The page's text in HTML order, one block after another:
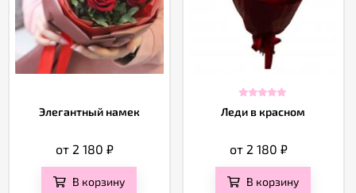
Элегантный намек
от 2 180 ₽
В корзину
Леди в красном
от 2 180 ₽
В корзину